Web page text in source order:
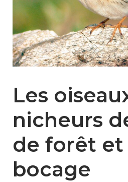
Les
nicheurs
de forêt et
bocage